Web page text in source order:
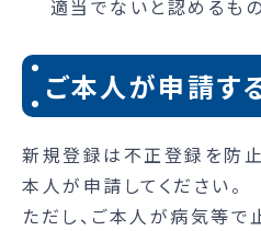
適当でないと認めるもの
ご本人が申請す
新規登録は不正登録を防止
本人が申請してください。
ただし、ご本人が病気等で